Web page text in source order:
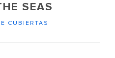
SEAS
CUBIERTAS